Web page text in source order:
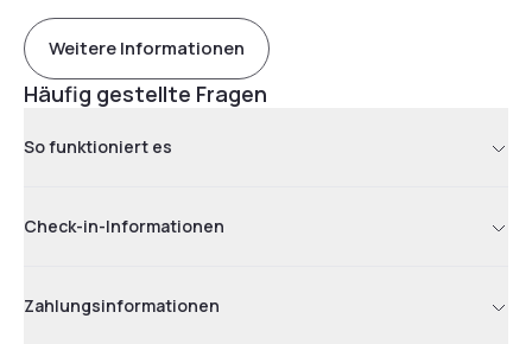
Weitere Informationen
Häufig gestellte Fragen
So funktioniert es
Check-in-Informationen
Zahlungsinformationen